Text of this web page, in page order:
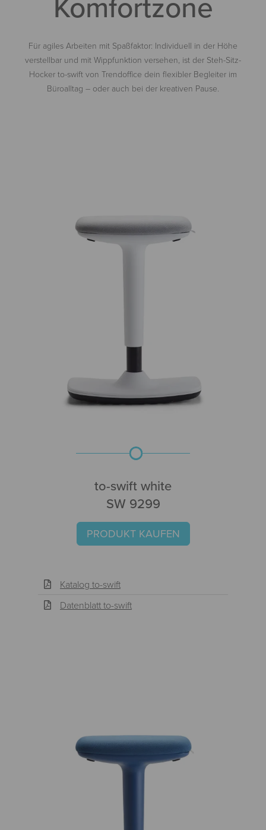
Für agiles Arbeiten mit Spaßfaktor: Individuell in der Höhe
verstellbar und mit Wippfunktion versehen, ist der Steh-Sitz-
Hocker to-swift von Trendoffice dein flexibler Begleiter im
Büroalltag – oder auch bei der kreativen Pause.
to-swift white
SW 9299
PRODUKT KAUFEN
Katalog to-swift
Datenblatt to-swift